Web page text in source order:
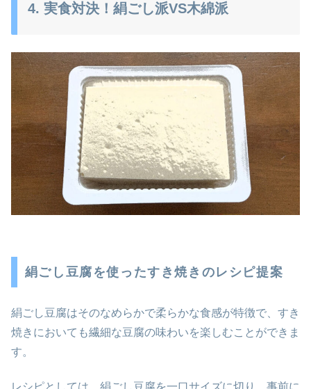
4. 実食対決！絹ごし派VS木綿派
絹ごし豆腐を使ったすき焼きのレシピ提案
絹ごし豆腐はそのなめらかで柔らかな食感が特徴で、すき
焼きにおいても繊細な豆腐の味わいを楽しむことができま
す。
レシピとしては、絹ごし豆腐を一口サイズに切り、事前に